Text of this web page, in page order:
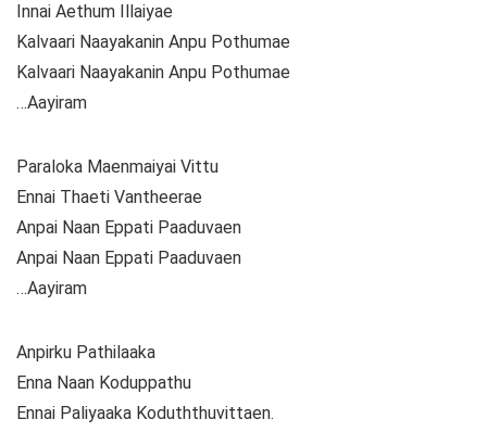
Innai Aethum Illaiyae
Kalvaari Naayakanin Anpu Pothumae
Kalvaari Naayakanin Anpu Pothumae
…Aayiram
Paraloka Maenmaiyai Vittu
Ennai Thaeti Vantheerae
Anpai Naan Eppati Paaduvaen
Anpai Naan Eppati Paaduvaen
…Aayiram
Anpirku Pathilaaka
Enna Naan Koduppathu
Ennai Paliyaaka Koduththuvittaen.